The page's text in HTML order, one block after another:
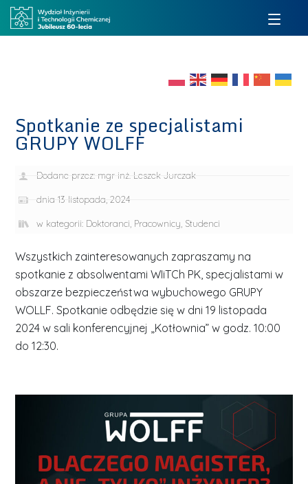
Spotkanie ze specjalistami
GRUPY WOLFF
Dodane przez: mgr inż. Leszek Jurczak
dnia 13 listopada, 2024
w kategorii: Doktoranci, Pracownicy, Studenci
Wszystkich zainteresowanych zapraszamy na
spotkanie z absolwentami WIiTCh PK, specjalistami w
obszarze bezpieczeństwa wybuchowego GRUPY
WOLLF. Spotkanie odbędzie się w dni 19 listopada
2024 w sali konferencyjnej „Kotłownia” w godz. 10:00
do 12:30.